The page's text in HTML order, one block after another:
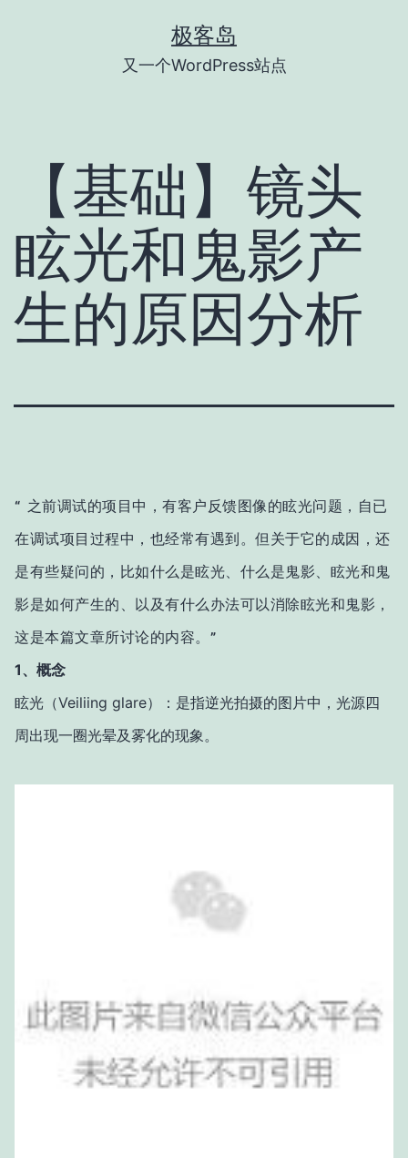
极客岛
又一个WordPress站点
【基础】镜头
眩光和鬼影产
生的原因分析
“ 之前调试的项目中，有客户反馈图像的眩光问题，自已
在调试项目过程中，也经常有遇到。但关于它的成因，还
是有些疑问的，比如什么是眩光、什么是鬼影、眩光和鬼
影是如何产生的、以及有什么办法可以消除眩光和鬼影，
这是本篇文章所讨论的内容。 ”
1、概念
眩光（Veiliing glare）：是指逆光拍摄的图片中，光源四
周出现一圈光晕及雾化的现象。